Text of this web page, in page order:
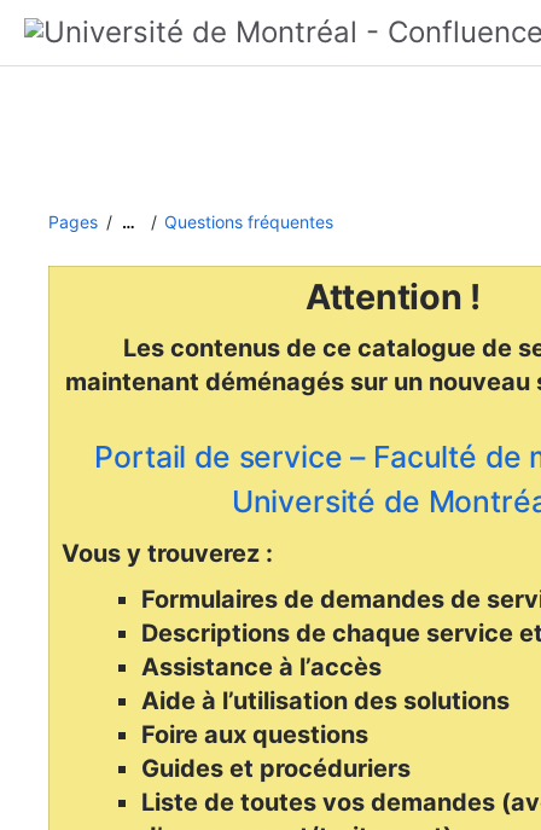
Pages … Questions fréquentes
Attention !
Les contenus de ce catalogue de
maintenant déménagéssur un nouveau
Portail de service – Faculté de
Université de
Vous y trouverez :
Formulaires de demandes de
Descriptions de chaque service
Assistance à l’accès
Aide à l’utilisation des solutions
Foire aux questions
Guides et procéduriers
Liste de toutes vos demandes